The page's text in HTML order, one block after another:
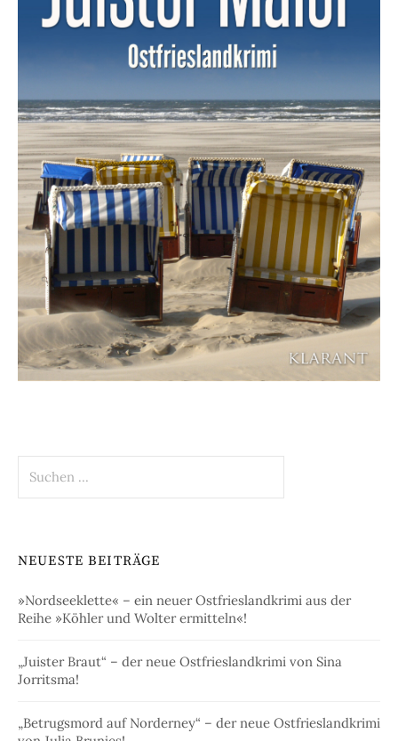
nach:
NEUESTE BEITRÄGE
»Nordseeklette« – ein neuer Ostfrieslandkrimi aus der
Reihe »Köhler und Wolter ermitteln«!
„Juister Braut“ – der neue Ostfrieslandkrimi von Sina
Jorritsma!
„Betrugsmord auf Norderney“ – der neue Ostfrieslandkrimi